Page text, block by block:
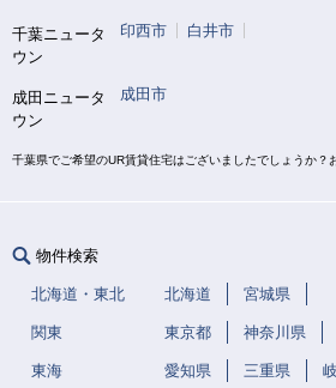
千葉ニュータ
ウン
印西市 白井市
成田ニュータ
ウン
成田市
千葉県でご希望のUR賃貸住宅はございましたでしょうか
物件検索
北海道・東北 北海道 宮城県
関東 東京都 神奈川県
東海 愛知県 三重県